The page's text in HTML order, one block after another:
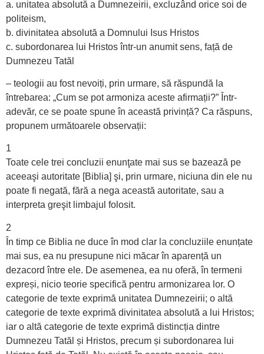
a. unitatea absolută a Dumnezeirii, excluzând orice soi de
politeism,
b. divinitatea absolută a Domnului Isus Hristos
c. subordonarea lui Hristos într-un anumit sens, față de
Dumnezeu Tatăl
– teologii au fost nevoiți, prin urmare, să răspundă la
întrebarea: „Cum se pot armoniza aceste afirmații?” Într-
adevăr, ce se poate spune în această privință? Ca răspuns,
propunem următoarele observații:
1
Toate cele trei concluzii enunţate mai sus se bazează pe
aceeaşi autoritate [Biblia] şi, prin urmare, niciuna din ele nu
poate fi negată, fără a nega această autoritate, sau a
interpreta greşit limbajul folosit.
2
În timp ce Biblia ne duce în mod clar la concluziile enunțate
mai sus, ea nu presupune nici măcar în aparență un
dezacord între ele. De asemenea, ea nu oferă, în termeni
expreși, nicio teorie specifică pentru armonizarea lor. O
categorie de texte exprimă unitatea Dumnezeirii; o altă
categorie de texte exprimă divinitatea absolută a lui Hristos;
iar o altă categorie de texte exprimă distincția dintre
Dumnezeu Tatăl și Hristos, precum și subordonarea lui